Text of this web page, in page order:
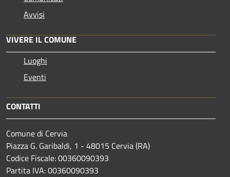
Avvisi
VIVERE IL COMUNE
Luoghi
Eventi
CONTATTI
Comune di Cervia
Piazza G. Garibaldi, 1 - 48015 Cervia (RA)
Codice Fiscale: 00360090393
Partita IVA: 00360090393